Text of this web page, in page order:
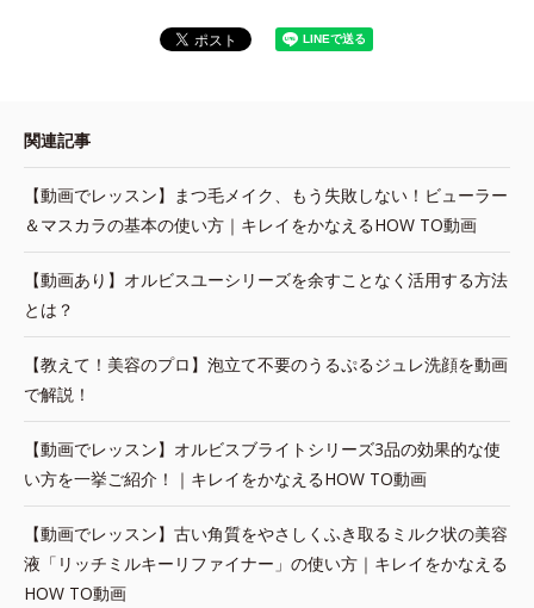
関連記事
【動画でレッスン】まつ毛メイク、もう失敗しない！ビューラー
＆マスカラの基本の使い方｜キレイをかなえるHOW TO動画
【動画あり】オルビスユーシリーズを余すことなく活用する方法
とは？
【教えて！美容のプロ】泡立て不要のうるぷるジュレ洗顔を動画
で解説！
【動画でレッスン】オルビスブライトシリーズ3品の効果的な使
い方を一挙ご紹介！｜キレイをかなえるHOW TO動画
【動画でレッスン】古い角質をやさしくふき取るミルク状の美容
液「リッチミルキーリファイナー」の使い方｜キレイをかなえる
HOW TO動画